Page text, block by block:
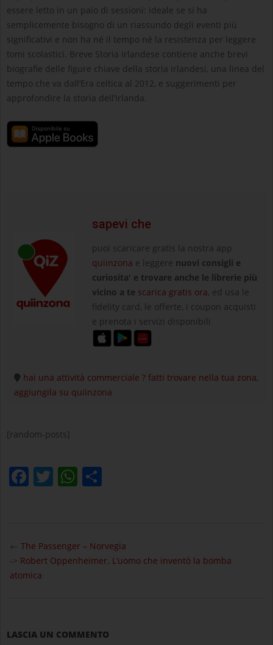
essere letto in un paio di sessioni: ideale se si ha
semplicemente bisogno di un riassundo degli eventi più
significativi e non ha né il tempo né la resistenza per leggere
tomi scolastici. Breve Storia Irlandese contiene anche brevi
biografie delle figure chiave della storia irlandesi, una linea del
tempo che va dall’Era celtica al 2012, e suggerimenti per
approfondire la storia dell’Irlanda.
sapevi che
puoi scaricare gratis la nostra app
quiinzona e leggere nuovi consigli e
curiosita' e trovare anche le librerie più
vicino a te scarica gratis ora, ed usa le
fidelity card, le offerte, i coupon acquisti
e prenota i servizi disponibili
hai una attività commerciale ? fatti trovare nella tua zona,
aggiungila su quiinzona
[random-posts]
Facebook
TwitterWhatsApp
07-
10
← The Passenger – Norvegia
-> Robert Oppenheimer. L’uomo che inventò la bomba
atomica
LASCIA UN COMMENTO